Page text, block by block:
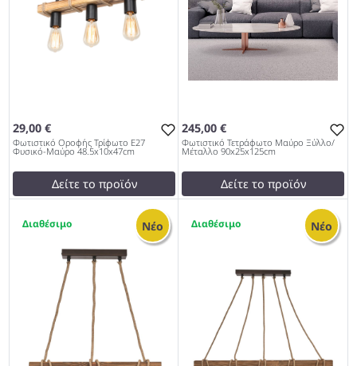
29,00 €
Φωτιστικό Οροφής Τρίφωτο Ε27
Φυσικό-Μαύρο 48.5x10x47cm
Δείτε το προϊόν
Φωτιστικό Οροφής Τρίφωτο
48.5x10x47cm 953
245,00 €
Φωτιστικό Τετράφωτο Μαύρο Ξύλλο/
Μέταλλο 90x25x125cm
Δείτε το προϊόν
testFalse
Φωτιστικό Τετράφωτο
90x25x125cm 953
Νέο Νέο